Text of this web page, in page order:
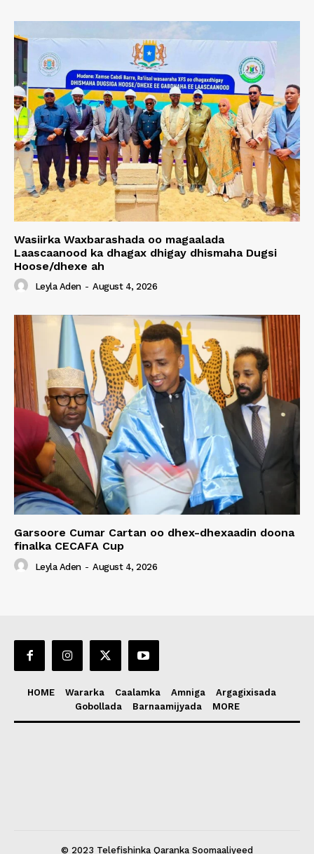
Wasiirka Waxbarashada oo magaalada
Laascaanood ka dhagax dhigay dhismaha Dugsi
Hoose/dhexe ah
Leyla Aden - August 4, 2026
Garsoore Cumar Cartan oo dhex-dhexaadin doona
finalka CECAFA Cup
Leyla Aden - August 4, 2026
HOME Wararka Caalamka Amniga
Argagixisada
Gobollada
Barnaamijyada MORE
© 2023 Telefishinka Qaranka Soomaaliyeed